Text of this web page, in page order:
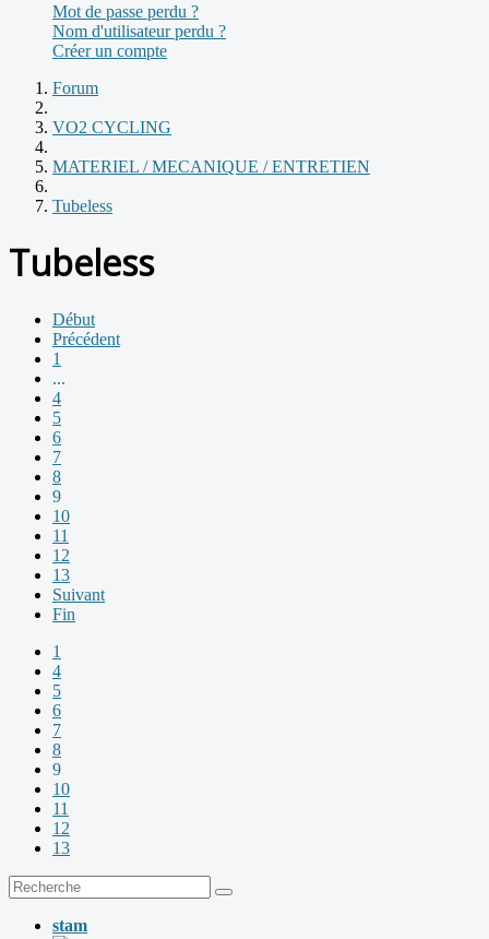
Mot de passe perdu ?
Nom d'utilisateur perdu ?
Créer un compte
Forum
VO2 CYCLING
MATERIEL / MECANIQUE / ENTRETIEN
Tubeless
Tubeless
Début
Précédent
1
...
4
5
6
7
8
9
10
11
12
13
Suivant
Fin
1
4
5
6
7
8
9
10
11
12
13
stam